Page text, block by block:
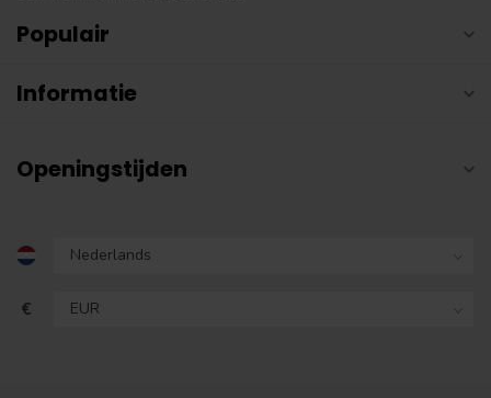
Populair
Informatie
Openingstijden
€